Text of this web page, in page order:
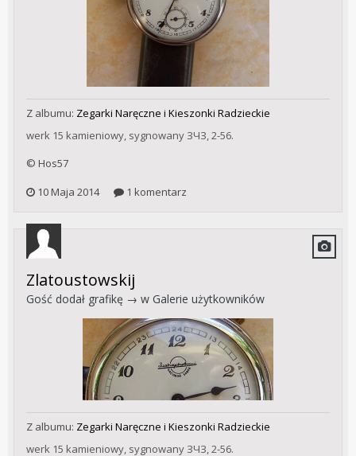
Z albumu: Zegarki Naręczne i Kieszonki Radzieckie
werk 15 kamieniowy, sygnowany ЗЧЗ, 2-56.
© Hos57
10 Maja 2014
1 komentarz
Zlatoustowskij
Gość dodał grafikę → w Galerie użytkowników
Z albumu: Zegarki Naręczne i Kieszonki Radzieckie
werk 15 kamieniowy, sygnowany ЗЧЗ, 2-56.